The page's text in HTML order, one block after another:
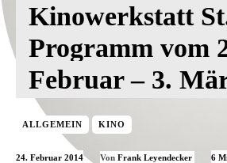
Kinowerkstatt
Programm vom
Februar – 3.
ALLGEMEIN KINO
24. Februar 2014 Von Frank Leyendecker 6